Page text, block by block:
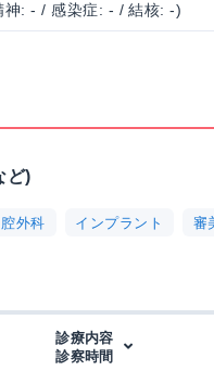
: - / 感染症: - / 結核: -)
ど)
外科 インプラント 審
診療内容
診察時間